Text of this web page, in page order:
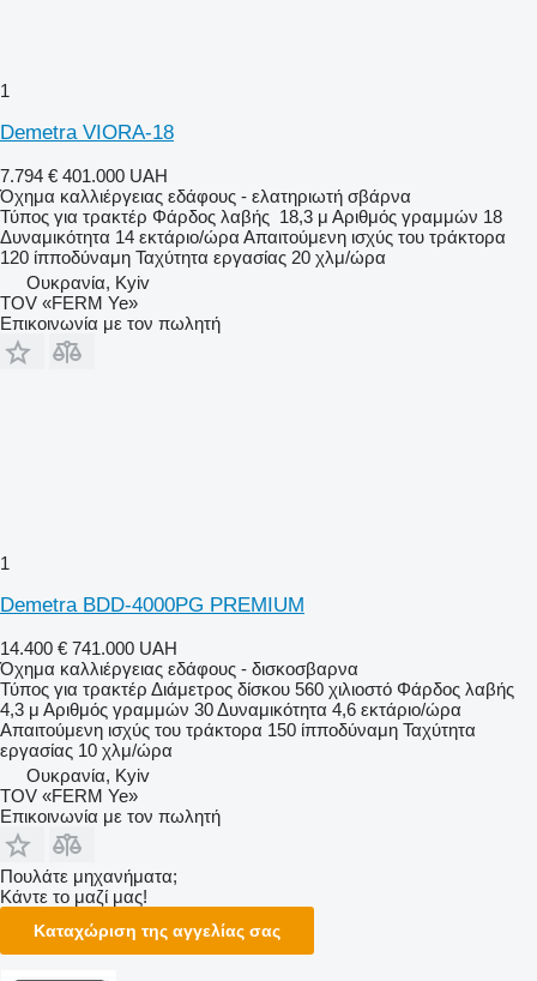
1
Demetra VIORA-18
7.794 € 401.000 UAH
Όχημα καλλιέργειας εδάφους - ελατηριωτή σβάρνα
Τύπος για τρακτέρ Φάρδος λαβής 18,3 μ Αριθμός γραμμών 18
Δυναμικότητα 14 εκτάριο/ώρα Απαιτούμενη ισχύς του τράκτορα
120 ίπποδύναμη Ταχύτητα εργασίας 20 χλμ/ώρα
Ουκρανία, Kyiv
TOV «FERM Ye»
Επικοινωνία με τον πωλητή
1
Demetra BDD-4000PG PREMIUM
14.400 € 741.000 UAH
Όχημα καλλιέργειας εδάφους - δισκοσβαρνα
Τύπος για τρακτέρ Διάμετρος δίσκου 560 χιλιοστό Φάρδος λαβής
4,3 μ Αριθμός γραμμών 30Δυναμικότητα 4,6 εκτάριο/ώρα
Απαιτούμενη ισχύς του τράκτορα 150 ίπποδύναμη Ταχύτητα
εργασίας 10 χλμ/ώρα
Ουκρανία, Kyiv
TOV «FERM Ye»
Επικοινωνία με τον πωλητή
Πουλάτε μηχανήματα;
Κάντε το μαζί μας!
Καταχώριση της αγγελίας σας